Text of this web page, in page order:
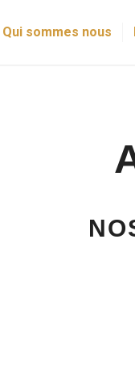
Qui sommes nous